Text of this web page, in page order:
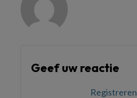
Geef uw reactie
Registreren